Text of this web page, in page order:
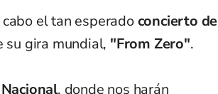
el tan esperadoconcierto de
su gira mundial, "From Zero".
, donde nos harán